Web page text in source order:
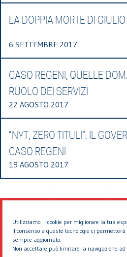
Utilizziamo i cookie per migliorare la tua
Il consenso a queste tecnologie ci
sempre aggiornato.
Non accettare può limitare la navigazione
LA DOPPIA MORTE DI GIULIO
6 SETTEMBRE 2017
CASO REGENI, QUELLE
RUOLO DEI SERVIZI
22 AGOSTO 2017
“NYT, ZERO TITULI”: IL
CASO REGENI
19 AGOSTO 2017